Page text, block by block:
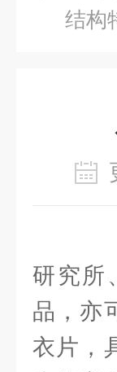
结构
研究所
品，亦
衣片，